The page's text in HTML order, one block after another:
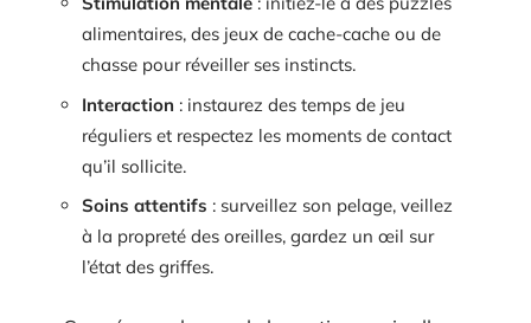
alimentaires, des jeux de cache-cache ou de
chasse pour réveiller ses instincts.
Interaction : instaurez des temps de jeu
réguliers et respectez les moments de contact
qu’il sollicite.
Soins attentifs : surveillez son pelage, veillez
à la propreté des oreilles, gardez un œil sur
l’état des griffes.